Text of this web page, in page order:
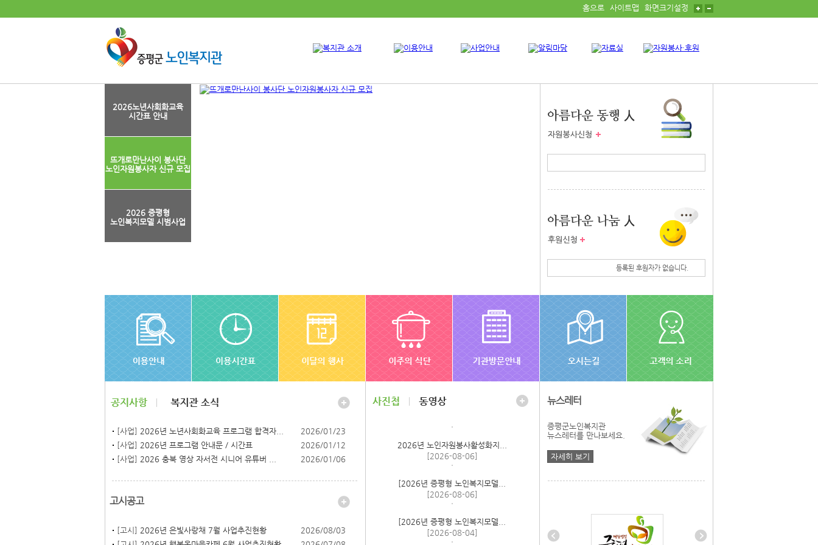
홈으로 사이트맵 화면크기설정
2026노년사회화교육
시간표 안내
뜨개로만난사이 봉사단
노인자원봉사자 신규 모집
2026 증평형
노인복지모델 시범사업
등록된 후원자가 없습니다.
[사업] 2026년 노년사회화교육 프로그램 합격자...
2026/01/23
[사업] 2026년 프로그램 안내문 / 시간표
2026/01/12
[사업] 2026 충북 영상 자서전 시니어 유튜버 ... 2026/01/06
고시공고
[고시] 2026년 은빛사랑채 7월 사업추진현황
2026/08/03
2026년 노인자원봉사활성화지...
[2026-08-06]
[2026년 증평형 노인복지모델...
[2026-08-06]
[2026년 증평형 노인복지모델...
[2026-08-04]
뉴스레터
증평군노인복지관
뉴스레터를 만나보세요.
자세히 보기